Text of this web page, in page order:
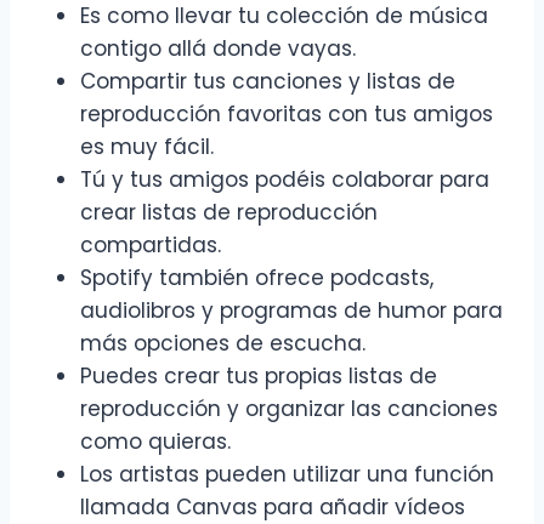
Es como llevar tu colección de música
contigo allá donde vayas.
Compartir tus canciones y listas de
reproducción favoritas con tus amigos
es muy fácil.
Tú y tus amigos podéis colaborar para
crear listas de reproducción
compartidas.
Spotify también ofrece podcasts,
audiolibros y programas de humor para
más opciones de escucha.
Puedes crear tus propias listas de
reproducción y organizar las canciones
como quieras.
Los artistas pueden utilizar una función
llamada Canvas para añadir vídeos